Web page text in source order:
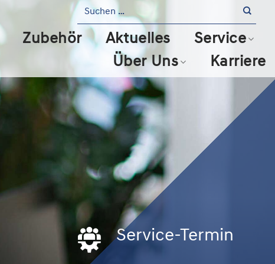
Zubehör Aktuelles
Service
Über Uns
Karriere
Service-Termin